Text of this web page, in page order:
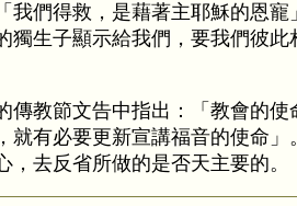
我們得救，是藉著主耶穌的恩
獨生子顯示給我們，要我們彼
傳教節文告中指出：「教會的
就有必要更新宣講福音的使命
去反省所做的是否天主要的。